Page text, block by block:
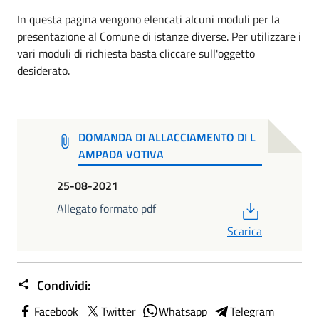
In questa pagina vengono elencati alcuni moduli per la
presentazione al Comune di istanze diverse. Per utilizzare i
vari moduli di richiesta basta cliccare sull'oggetto
desiderato.
DOMANDA DI ALLACCIAMENTO DI L
AMPADA VOTIVA
25-08-2021
Allegato formato pdf
Scarica
Condividi:
Facebook Twitter Whatsapp
Telegram